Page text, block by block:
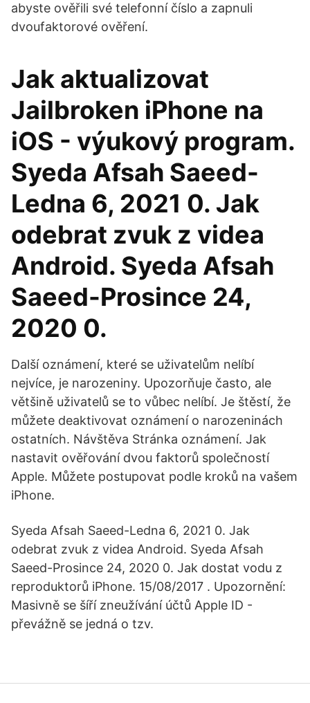
abyste ověřili své telefonní číslo a zapnuli
dvoufaktorové ověření.
Jak aktualizovat
Jailbroken iPhone na
iOS - výukový program.
Syeda Afsah Saeed-
Ledna 6, 2021 0. Jak
odebrat zvuk z videa
Android. Syeda Afsah
Saeed-Prosince 24,
2020 0.
Další oznámení, které se uživatelům nelíbí
nejvíce, je narozeniny. Upozorňuje často, ale
většině uživatelů se to vůbec nelíbí. Je štěstí, že
můžete deaktivovat oznámení o narozeninách
ostatních. Návštěva Stránka oznámení. Jak
nastavit ověřování dvou faktorů společností
Apple. Můžete postupovat podle kroků na vašem
iPhone.
Syeda Afsah Saeed-Ledna 6, 2021 0. Jak
odebrat zvuk z videa Android. Syeda Afsah
Saeed-Prosince 24, 2020 0. Jak dostat vodu z
reproduktorů iPhone. 15/08/2017 . Upozornění:
Masivně se šíří zneužívání účtů Apple ID -
převážně se jedná o tzv.